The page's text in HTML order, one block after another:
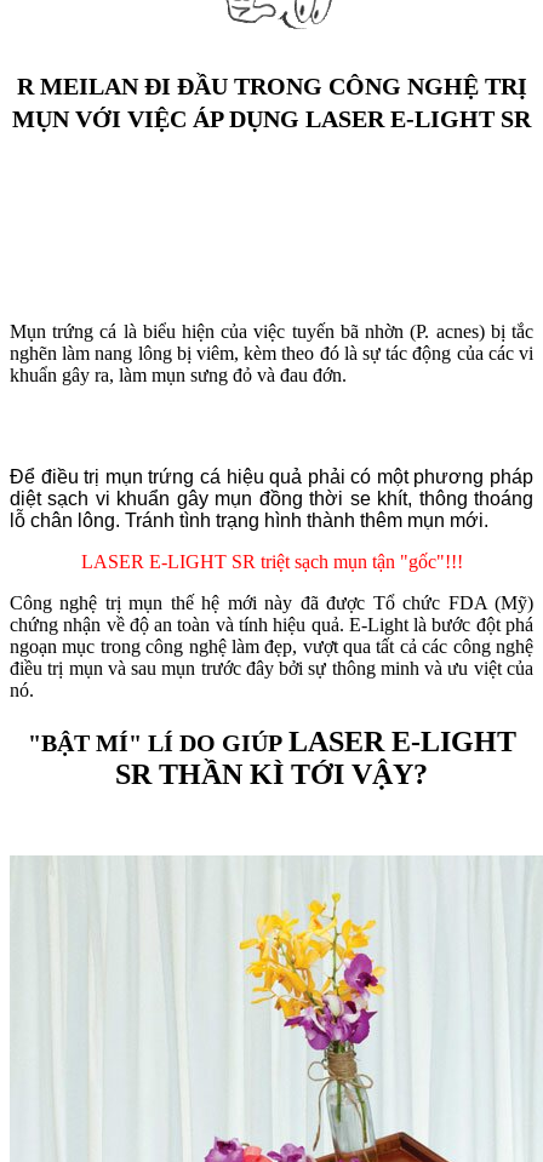
R MEILAN ĐI ĐẦU TRONG CÔNG NGHỆ TRỊ
MỤN VỚI VIỆC ÁP DỤNG LASER E-LIGHT SR
Mụn trứng cá là biểu hiện của việc tuyến bã nhờn (P. acnes) bị tắc
nghẽn làm nang lông bị viêm, kèm theo đó là sự tác động của các vi
khuẩn gây ra, làm mụn sưng đỏ và đau đớn.
Để điều trị mụn trứng cá hiệu quả phải có một phương pháp
diệt sạch vi khuẩn gây mụn đồng thời se khít, thông thoáng
lỗ chân lông. Tránh tình trạng hình thành thêm mụn mới.
LASER E-LIGHT SR triệt sạch mụn tận "gốc"!!!
Công nghệ trị mụn thế hệ mới này đã được Tổ chức FDA (Mỹ)
chứng nhận về độ an toàn và tính hiệu quả. E-Light là bước đột phá
ngoạn mục trong công nghệ làm đẹp, vượt qua tất cả các công nghệ
điều trị mụn và sau mụn trước đây bởi sự thông minh và ưu việt của
nó.
"BẬT MÍ" LÍ DO GIÚP LASER E-LIGHT
SR THẦN KÌ TỚI VẬY?